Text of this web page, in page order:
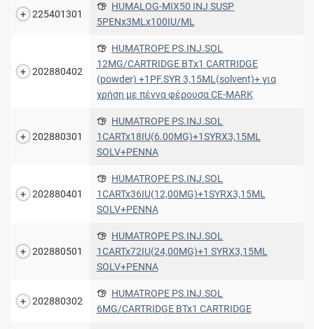
225401301
HUMALOG-MIX50 INJ SUSP
5PENx3MLx100IU/ML
202880402
HUMATROPE PS.INJ.SOL
12MG/CARTRIDGE ΒΤx1 CARTRIDGE
(powder) +1PF.SYR 3,15ML(solvent)+ για
χρήση με πέννα φέρουσα CE-MARK
202880301
HUMATROPE PS.INJ.SOL
1CARTx18IU(6.00MG)+1SYRX3,15ML
SOLV+PENNA
202880401
HUMATROPE PS.INJ.SOL
1CARTx36IU(12,00MG)+1SYRX3,15ML
SOLV+PENNA
202880501
HUMATROPE PS.INJ.SOL
1CARTx72IU(24,00MG)+1 SYRX3,15ML
SOLV+PENNA
202880302
HUMATROPE PS.INJ.SOL
6MG/CARTRIDGE BTx1 CARTRIDGE